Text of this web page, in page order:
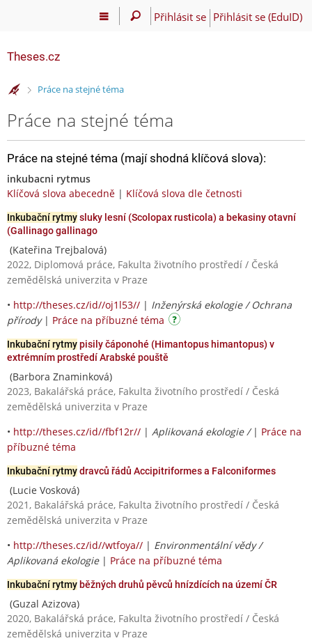
Přihlásit se Přihlásit se (EduID)
Theses.cz
>Práce na stejné téma
Práce na stejné téma
Práce na stejné téma (mají shodná klíčová slova):
inkubacni rytmus
Klíčová slova abecedně | Klíčová slova dle četnosti
Inkubační rytmysluky lesní (Scolopax rusticola) a bekasiny otavní
(Gallinago gallinago
(Kateřina Trejbalová)
2022, Diplomová práce, Fakulta životního prostředí / Česká
zemědělská univerzita v Praze
• http://theses.cz/id//oj1l53// | Inženýrská ekologie / Ochrana
přírody| Práce na příbuzné téma
Inkubační rytmypisily čáponohé (Himantopus himantopus) v
extrémním prostředí Arabské pouště
(Barbora Znaminková)
2023, Bakalářská práce, Fakulta životního prostředí / Česká
zemědělská univerzita v Praze
• http://theses.cz/id//fbf12r// | Aplikovaná ekologie / | Práce na
příbuzné téma
Inkubační rytmydravců řádů Accipitriformes a Falconiformes
(Lucie Vosková)
2021, Bakalářská práce, Fakulta životního prostředí / Česká
zemědělská univerzita v Praze
• http://theses.cz/id//wtfoya// | Environmentální vědy /
Aplikovaná ekologie| Práce na příbuzné téma
Inkubační rytmyběžných druhů pěvců hnízdících na území ČR
(Guzal Azizova)
2020, Bakalářská práce, Fakulta životního prostředí / Česká
zemědělská univerzita v Praze